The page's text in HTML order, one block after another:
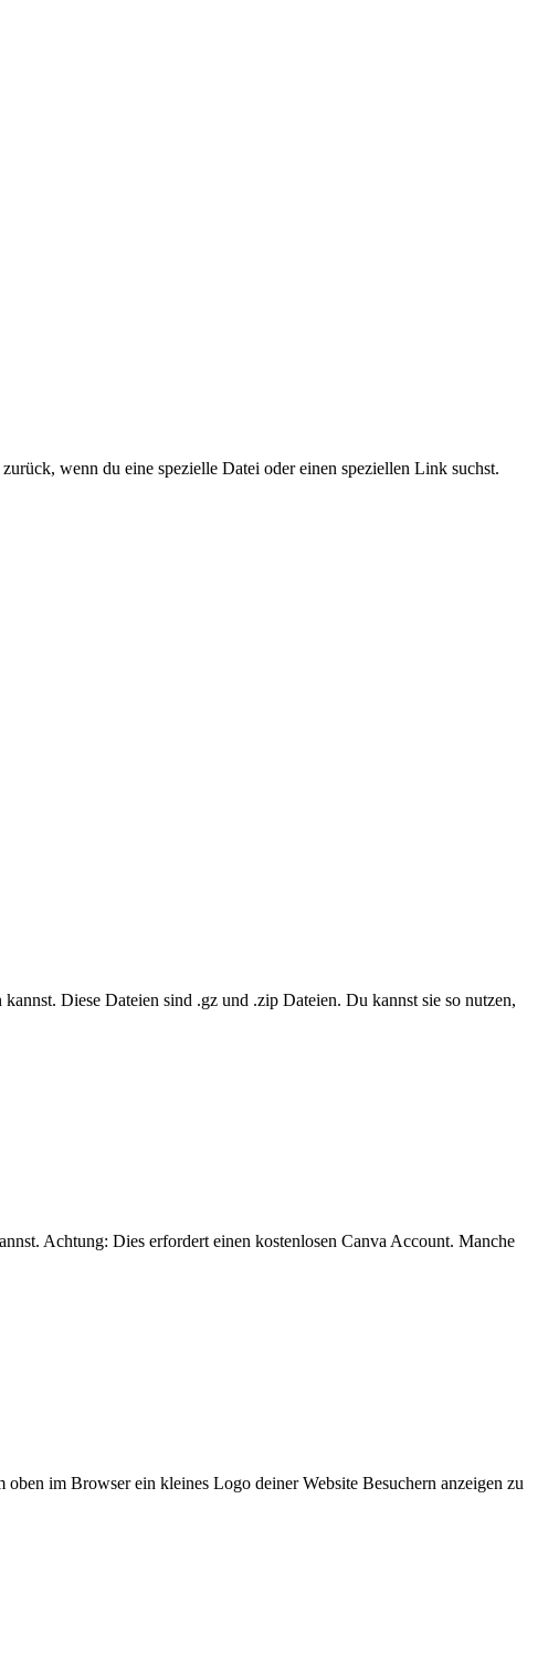
wenn du eine spezielle Datei oder einen speziellen Link suchst.
Diese Dateien sind .gz und .zip Dateien. Du kannst sie so nutzen,
Achtung: Dies erfordert einen kostenlosen Canva Account. Manche
im Browser ein kleines Logo deiner Website Besuchern anzeigen zu